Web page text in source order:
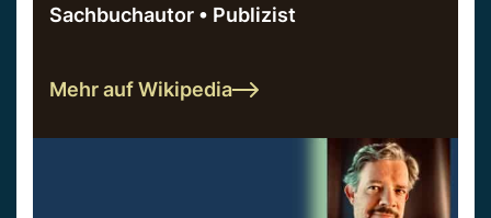
Sachbuchautor • Publizist
Mehr auf Wikipedia